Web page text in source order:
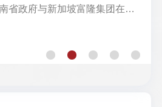
次在京浙籍地市商会秘书长联
商会召开。北京市工商联党组
北京浙江企业商会秘书长孙国
地市商会共14位秘书长参加
省政府与新加坡富隆集团在新
协议。
北京清河湾高尔夫俱乐部成功
吴中强、常务副会长张扬，副
翔等41名队员齐聚绿茵场，
以竞技精神彰显浙商风采。
球队5月例赛在北京鸿禧国际
。商会常务副会长吴中强、张
克、陈飞翔等51名队员齐聚
共叙乡情，以竞技精神彰显浙商